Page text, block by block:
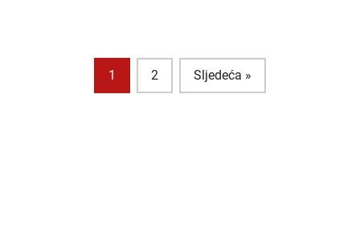
1 2 Sljedeća »